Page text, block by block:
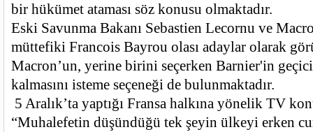
bir hükümet ataması söz konusu olmaktadır.
Eski Savunma Bakanı Sebastien Lecornu ve
müttefiki Francois Bayrou olası adaylar olarak
Macron’un, yerine birini seçerken Barnier'in
kalmasını isteme seçeneği de bulunmaktadır.
5 Aralık’ta yaptığı Fransa halkına yönelik TV
“Muhalefetin düşündüğü tek şeyin ülkeyi erken